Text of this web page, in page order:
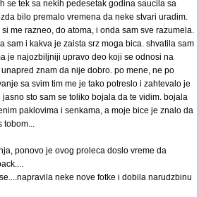
se tek sa nekih pedesetak godina saucila sa
bilo premalo vremena da neke stvari uradim.
me razneo, do atoma, i onda sam sve razumela.
sam i kakva je zaista srz moga bica. shvatila sam
je najozbiljniji upravo deo koji se odnosi na
znam da nije dobro. po mene, ne po
sa svim tim me je tako potreslo i zahtevalo je
sto sam se toliko bojala da te vidim. bojala
paklovima i senkama, a moje bice je znalo da
tobom...
ponovo je ovog proleca doslo vreme da
neke nove fotke i dobila narudzbinu